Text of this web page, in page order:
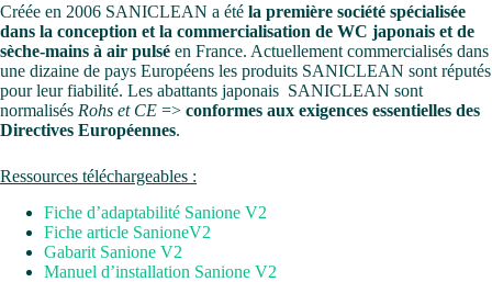
Créée en 2006 SANICLEAN a été la première société spécialisée
dans la conception et la commercialisation de WC japonais et de
sèche-mains à air pulsé en France. Actuellement commercialisés dans
une dizaine de pays Européens les produits SANICLEAN sont réputés
pour leur fiabilité. Les abattants japonais SANICLEAN sont
normalisés Rohs et CE => conformes aux exigences essentielles des
Directives Européennes.
Ressources téléchargeables :
Fiche d’adaptabilité Sanione V2
Fiche article SanioneV2
Gabarit Sanione V2
Manuel d’installation Sanione V2